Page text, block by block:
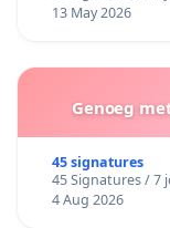
13 May 2026
Genoeg
45 signatures
45 Signatures / 7
4 Aug 2026